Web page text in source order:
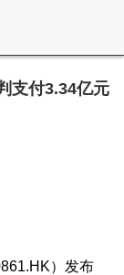
支付3.34亿元
）发布